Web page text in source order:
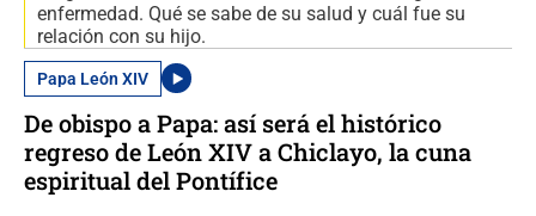
enfermedad. Qué se sabe de su salud y cuál fue su
relación con su hijo.
Papa León XIV
De obispo a Papa: así será el histórico
regreso de León XIV a Chiclayo, la cuna
espiritual del Pontífice